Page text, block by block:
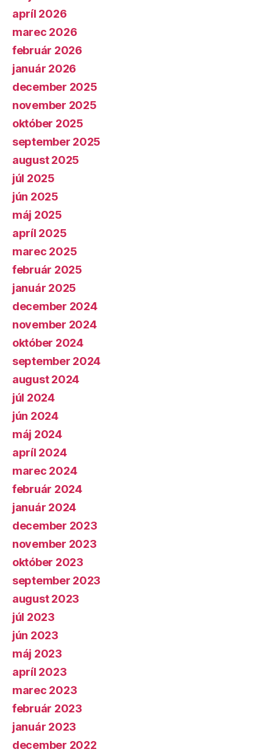
apríl 2026
marec 2026
február 2026
január 2026
december 2025
november 2025
október 2025
september 2025
august 2025
júl 2025
jún 2025
máj 2025
apríl 2025
marec 2025
február 2025
január 2025
december 2024
november 2024
október 2024
september 2024
august 2024
júl 2024
jún 2024
máj 2024
apríl 2024
marec 2024
február 2024
január 2024
december 2023
november 2023
október 2023
september 2023
august 2023
júl 2023
jún 2023
máj 2023
apríl 2023
marec 2023
február 2023
január 2023
december 2022